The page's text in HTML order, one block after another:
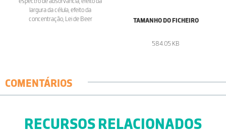
largura da célula, efeito da
concentração, Lei de Beer
TAMANHO DO FICHEIRO
584.05 KB
COMENTÁRIOS
RECURSOS RELACIONADOS